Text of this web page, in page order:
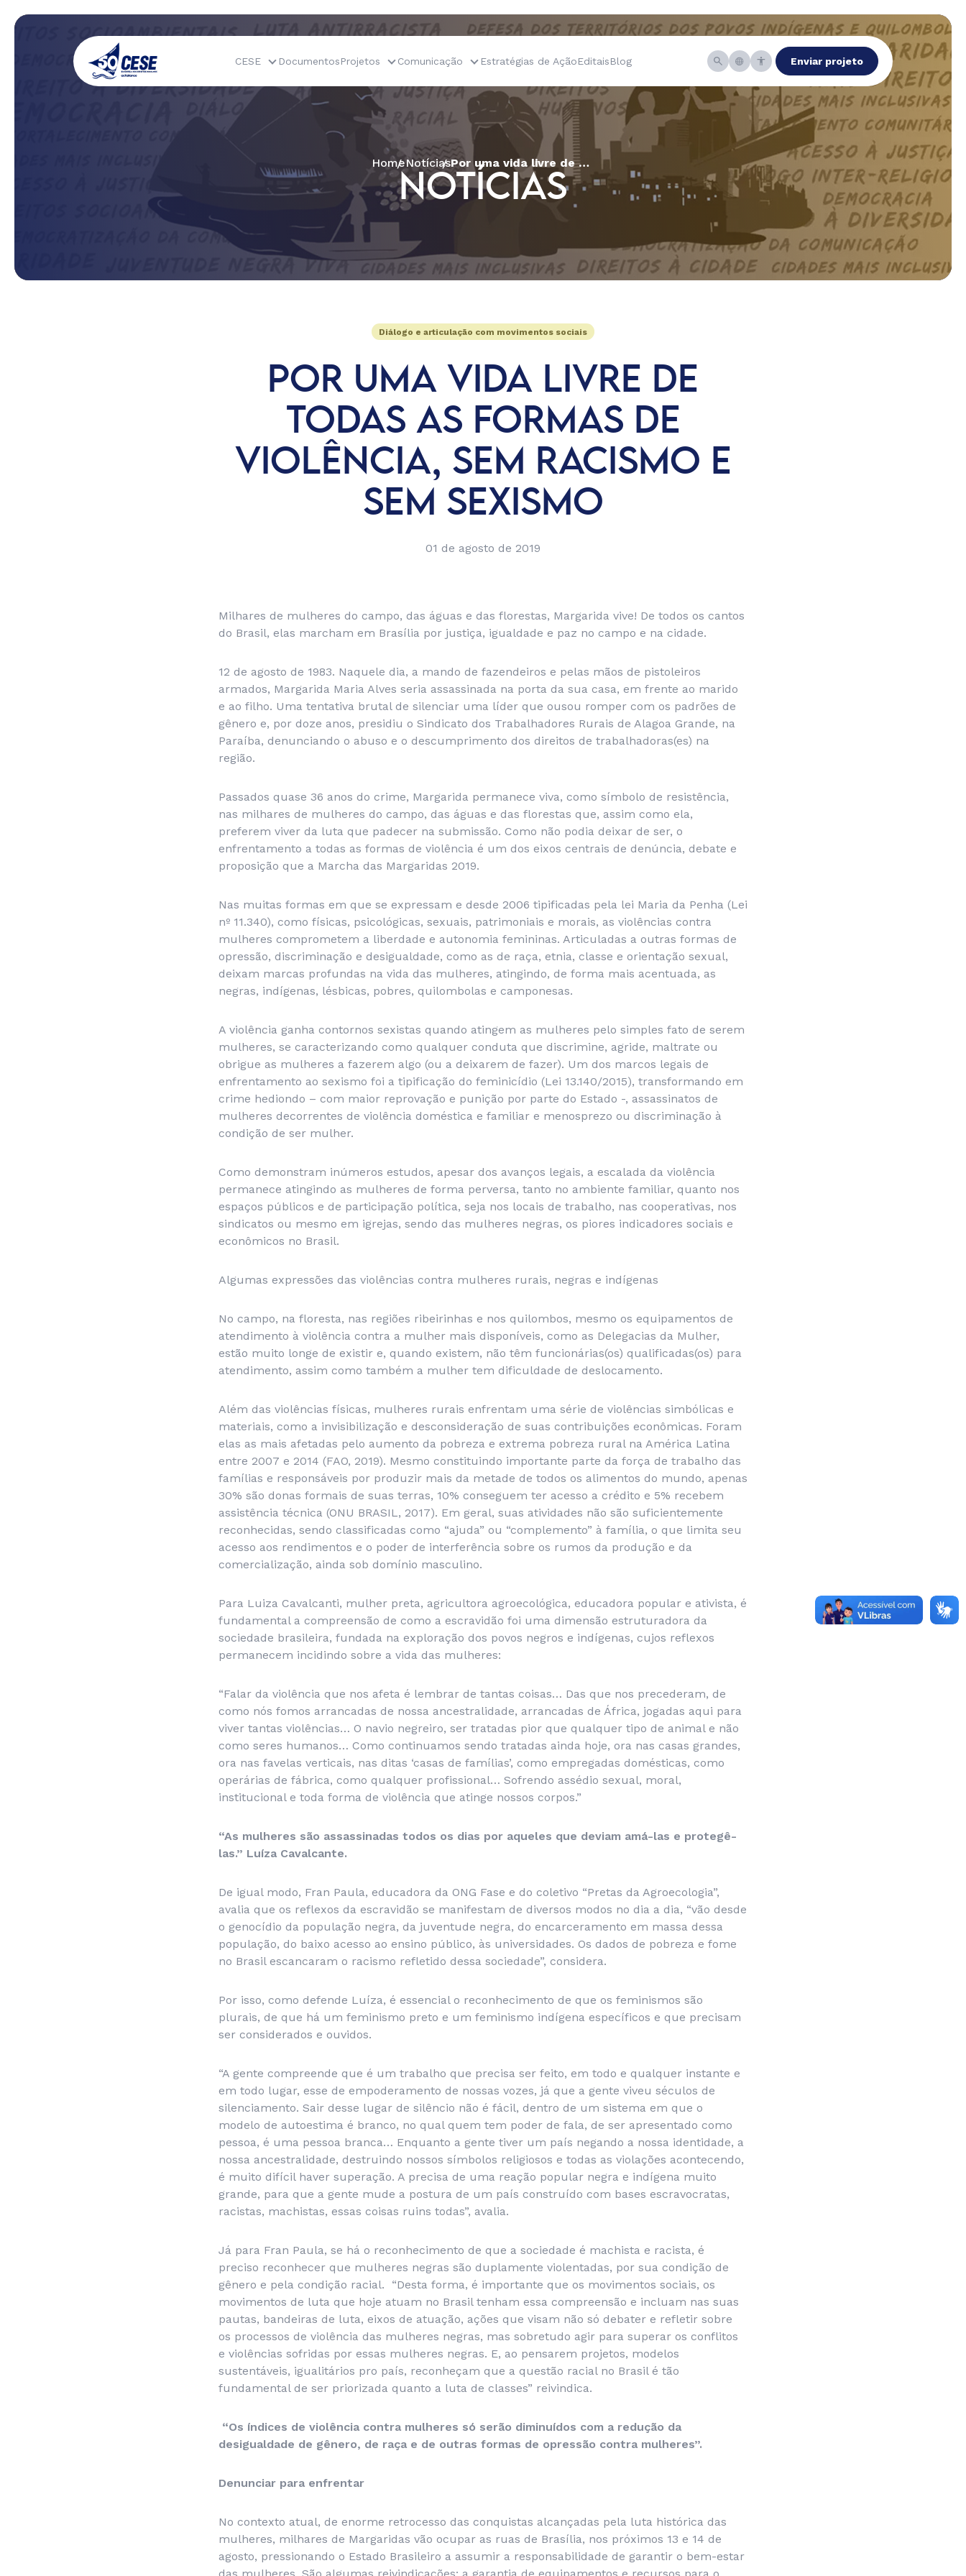
CESE DocumentosProjetos Comunicação Estratégias de AçãoEditaisBlog Enviar projeto
HomeNotícias Por uma vida livre de todas as formas de violência, sem racismo e sem sexismo
NOTÍCIAS
Diálogo e articulação com movimentos sociais
POR UMA VIDA LIVRE DE
TODAS AS FORMAS DE
VIOLÊNCIA, SEM RACISMO E
SEM SEXISMO
01 de agosto de 2019
Milhares de mulheres do campo, das águas e das florestas, Margarida vive! De todos os cantos
do Brasil, elas marcham em Brasília por justiça, igualdade e paz no campo e na cidade.
12 de agosto de 1983. Naquele dia, a mando de fazendeiros e pelas mãos de pistoleiros
armados, Margarida Maria Alves seria assassinada na porta da sua casa, em frente ao marido
e ao filho. Uma tentativa brutal de silenciar uma líder que ousou romper com os padrões de
gênero e, por doze anos, presidiu o Sindicato dos Trabalhadores Rurais de Alagoa Grande, na
Paraíba, denunciando o abuso e o descumprimento dos direitos de trabalhadoras(es) na
região.
Passados quase 36 anos do crime, Margarida permanece viva, como símbolo de resistência,
nas milhares de mulheres do campo, das águas e das florestas que, assim como ela,
preferem viver da luta que padecer na submissão. Como não podia deixar de ser, o
enfrentamento a todas as formas de violência é um dos eixos centrais de denúncia, debate e
proposição que a Marcha das Margaridas 2019.
Nas muitas formas em que se expressam e desde 2006 tipificadas pela lei Maria da Penha (Lei
nº 11.340), como físicas, psicológicas, sexuais, patrimoniais e morais, as violências contra
mulheres comprometem a liberdade e autonomia femininas. Articuladas a outras formas de
opressão, discriminação e desigualdade, como as de raça, etnia, classe e orientação sexual,
deixam marcas profundas na vida das mulheres, atingindo, de forma mais acentuada, as
negras, indígenas, lésbicas, pobres, quilombolas e camponesas.
A violência ganha contornos sexistas quando atingem as mulheres pelo simples fato de serem
mulheres, se caracterizando como qualquer conduta que discrimine, agride, maltrate ou
obrigue as mulheres a fazerem algo (ou a deixarem de fazer). Um dos marcos legais de
enfrentamento ao sexismo foi a tipificação do feminicídio (Lei 13.140/2015), transformando em
crime hediondo – com maior reprovação e punição por parte do Estado -, assassinatos de
mulheres decorrentes de violência doméstica e familiar e menosprezo ou discriminação à
condição de ser mulher.
Como demonstram inúmeros estudos, apesar dos avanços legais, a escalada da violência
permanece atingindo as mulheres de forma perversa, tanto no ambiente familiar, quanto nos
espaços públicos e de participação política, seja nos locais de trabalho, nas cooperativas, nos
sindicatos ou mesmo em igrejas, sendo das mulheres negras, os piores indicadores sociais e
econômicos no Brasil.
Algumas expressões das violências contra mulheres rurais, negras e indígenas
No campo, na floresta, nas regiões ribeirinhas e nos quilombos, mesmo os equipamentos de
atendimento à violência contra a mulher mais disponíveis, como as Delegacias da Mulher,
estão muito longe de existir e, quando existem, não têm funcionárias(os) qualificadas(os) para
atendimento, assim como também a mulher tem dificuldade de deslocamento.
Além das violências físicas, mulheres rurais enfrentam uma série de violências simbólicas e
materiais, como a invisibilização e desconsideração de suas contribuições econômicas. Foram
elas as mais afetadas pelo aumento da pobreza e extrema pobreza rural na América Latina
entre 2007 e 2014 (FAO, 2019). Mesmo constituindo importante parte da força de trabalho das
famílias e responsáveis por produzir mais da metade de todos os alimentos do mundo, apenas
30% são donas formais de suas terras, 10% conseguem ter acesso a crédito e 5% recebem
assistência técnica (ONU BRASIL, 2017). Em geral, suas atividades não são suficientemente
reconhecidas, sendo classificadas como “ajuda” ou “complemento” à família, o que limita seu
acesso aos rendimentos e o poder de interferência sobre os rumos da produção e da
comercialização, ainda sob domínio masculino.
Para Luiza Cavalcanti, mulher preta, agricultora agroecológica, educadora popular e ativista, é
fundamental a compreensão de como a escravidão foi uma dimensão estruturadora da
sociedade brasileira, fundada na exploração dos povos negros e indígenas, cujos reflexos
permanecem incidindo sobre a vida das mulheres:
“Falar da violência que nos afeta é lembrar de tantas coisas… Das que nos precederam, de
como nós fomos arrancadas de nossa ancestralidade, arrancadas de África, jogadas aqui para
viver tantas violências… O navio negreiro, ser tratadas pior que qualquer tipo de animal e não
como seres humanos… Como continuamos sendo tratadas ainda hoje, ora nas casas grandes,
ora nas favelas verticais, nas ditas ‘casas de famílias’, como empregadas domésticas, como
operárias de fábrica, como qualquer profissional… Sofrendo assédio sexual, moral,
institucional e toda forma de violência que atinge nossos corpos.”
“As mulheres são assassinadas todos os dias por aqueles que deviam amá-las e protegê-
las.” Luíza Cavalcante.
De igual modo, Fran Paula, educadora da ONG Fase e do coletivo “Pretas da Agroecologia”,
avalia que os reflexos da escravidão se manifestam de diversos modos no dia a dia, “vão desde
o genocídio da população negra, da juventude negra, do encarceramento em massa dessa
população, do baixo acesso ao ensino público, às universidades. Os dados de pobreza e fome
no Brasil escancaram o racismo refletido dessa sociedade”, considera.
Por isso, como defende Luíza, é essencial o reconhecimento de que os feminismos são
plurais, de que há um feminismo preto e um feminismo indígena específicos e que precisam
ser considerados e ouvidos.
“A gente compreende que é um trabalho que precisa ser feito, em todo e qualquer instante e
em todo lugar, esse de empoderamento de nossas vozes, já que a gente viveu séculos de
silenciamento. Sair desse lugar de silêncio não é fácil, dentro de um sistema em que o
modelo de autoestima é branco, no qual quem tem poder de fala, de ser apresentado como
pessoa, é uma pessoa branca… Enquanto a gente tiver um país negando a nossa identidade, a
nossa ancestralidade, destruindo nossos símbolos religiosos e todas as violações acontecendo,
é muito difícil haver superação. A precisa de uma reação popular negra e indígena muito
grande, para que a gente mude a postura de um país construído com bases escravocratas,
racistas, machistas, essas coisas ruins todas”, avalia.
Já para Fran Paula, se há o reconhecimento de que a sociedade é machista e racista, é
preciso reconhecer que mulheres negras são duplamente violentadas, por sua condição de
gênero e pela condição racial. “Desta forma, é importante que os movimentos sociais, os
movimentos de luta que hoje atuam no Brasil tenham essa compreensão e incluam nas suas
pautas, bandeiras de luta, eixos de atuação, ações que visam não só debater e refletir sobre
os processos de violência das mulheres negras, mas sobretudo agir para superar os conflitos
e violências sofridas por essas mulheres negras. E, ao pensarem projetos, modelos
sustentáveis, igualitários pro país, reconheçam que a questão racial no Brasil é tão
fundamental de ser priorizada quanto a luta de classes” reivindica.
“Os índices de violência contra mulheres só serão diminuídos com a redução da
desigualdade de gênero, de raça e de outras formas de opressão contra mulheres”.
Denunciar para enfrentar
No contexto atual, de enorme retrocesso das conquistas alcançadas pela luta histórica das
mulheres, milhares de Margaridas vão ocupar as ruas de Brasília, nos próximos 13 e 14 de
agosto, pressionando o Estado Brasileiro a assumir a responsabilidade de garantir o bem-estar